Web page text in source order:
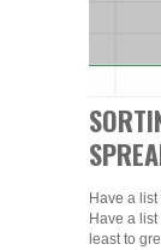
Have a
Have a
least to